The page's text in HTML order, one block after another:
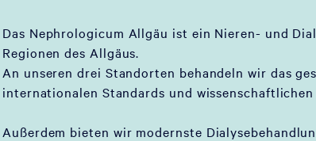
Das Nephrologicum Allgäu ist ein Nieren- und
Regionen des Allgäus.
An unseren drei Standorten behandeln wir das
internationalen Standards und
Außerdem bieten wir modernste